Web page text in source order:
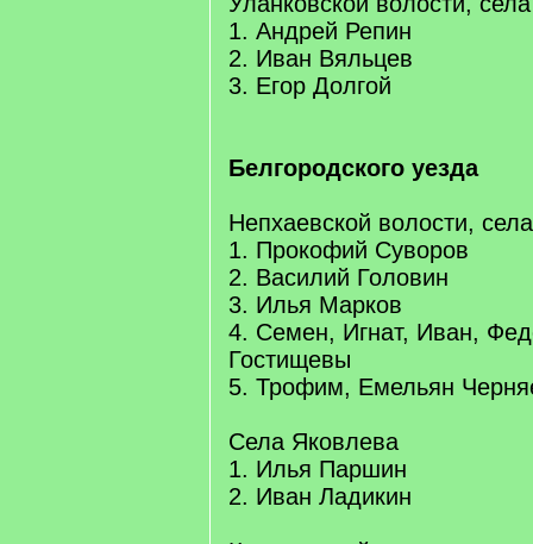
1. Андрей Репин
2. Иван Вяльцев
3. Егор Долгой
Белгородского уезда
Непхаевской волости,
1. Прокофий Суворов
2. Василий Головин
3. Илья Марков
4. Семен, Игнат, Иван,
Гостищевы
5. Трофим, Емельян
Села Яковлева
1. Илья Паршин
2. Иван Ладикин